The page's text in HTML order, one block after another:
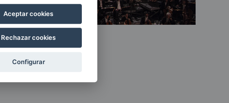
Aceptar cookies
Rechazar cookies
Configurar